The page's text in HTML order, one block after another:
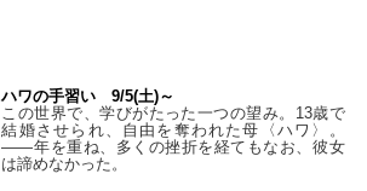
ハワの手習い 9/5(土)～
この世界で、学びがたった一つの望み。13歳で
結婚させられ、自由を奪われた母〈ハワ〉。
——年を重ね、多くの挫折を経てもなお、彼女
は諦めなかった。